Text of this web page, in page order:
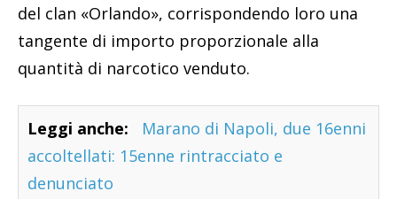
del clan «Orlando», corrispondendo loro una
tangente di importo proporzionale alla
quantità di narcotico venduto.
Leggi anche:
Marano di Napoli, due 16enni
accoltellati: 15enne rintracciato e
denunciato